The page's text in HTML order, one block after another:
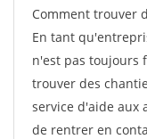
Comment trouver
En tant
n'est pas toujours
trouver des
service d'aide aux
de rentrer en